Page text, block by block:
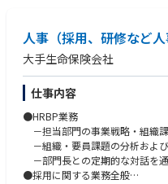
管理職でなくても管理職相当
アパスも用意しています。
■組織体制・雰囲気
IT推進部は4課体制で、約40名の
・SIer、ITコンサル、金融機関、
ウンドを持つメンバーが在籍して
・ソニーグループ各社のIT部門
す。
・互いに助け合い、協力しなが
会などの交流機会も多く、温か
人事（採用、研修など人
大手生命保険会社
仕事内容
●HRBP業務
－担当部門の事業戦略・組織
－組織・要員課題の分析およ
－部門長との定期的な対話を
●採用に関する業務全般